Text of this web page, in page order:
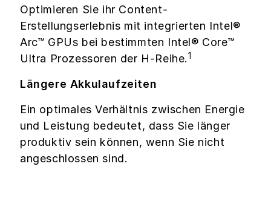
Optimieren Sie ihr Content-
Erstellungserlebnis mit integrierten Intel®
Arc™ GPUs bei bestimmten Intel® Core™
Ultra Prozessoren der H-Reihe.1
Längere Akkulaufzeiten
Ein optimales Verhältnis zwischen Energie
und Leistung bedeutet, dass Sie länger
produktiv sein können, wenn Sie nicht
angeschlossen sind.